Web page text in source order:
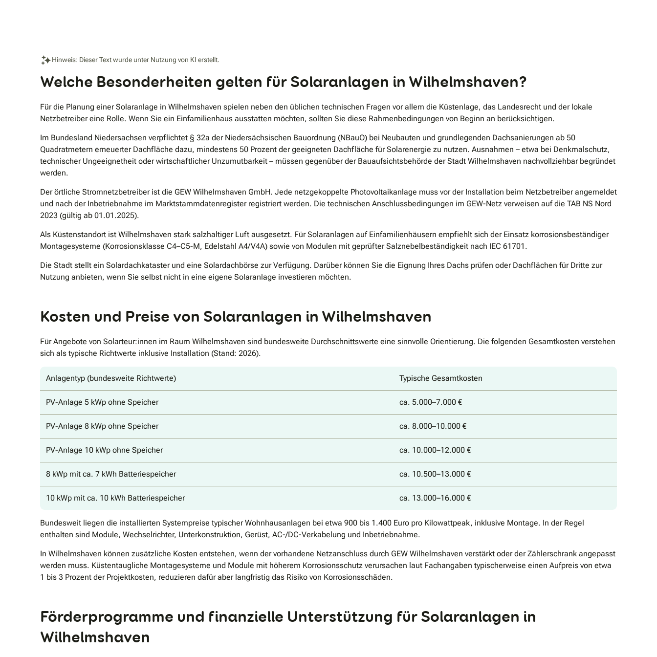
Hinweis: Dieser Text wurde unter Nutzung von KI erstellt.
Welche Besonderheiten gelten für Solaranlagen in Wilhelmshaven?
Für die Planung einer Solaranlage in Wilhelmshaven spielen neben den üblichen technischen Fragen vor allem die Küstenlage, das Landesrecht und der lokale
Netzbetreiber eine Rolle. Wenn Sie ein Einfamilienhaus ausstatten möchten, sollten Sie diese Rahmenbedingungen von Beginn an berücksichtigen.
Im Bundesland Niedersachsen verpflichtet § 32a der Niedersächsischen Bauordnung (NBauO) bei Neubauten und grundlegenden Dachsanierungen ab 50
Quadratmetern erneuerter Dachfläche dazu, mindestens 50 Prozent der geeigneten Dachfläche für Solarenergie zu nutzen. Ausnahmen – etwa bei Denkmalschutz,
technischer Ungeeignetheit oder wirtschaftlicher Unzumutbarkeit – müssen gegenüber der Bauaufsichtsbehörde der Stadt Wilhelmshaven nachvollziehbar begründet
werden.
Der örtliche Stromnetzbetreiber ist die GEW Wilhelmshaven GmbH. Jede netzgekoppelte Photovoltaikanlage muss vor der Installation beim Netzbetreiber angemeldet
und nach der Inbetriebnahme im Marktstammdatenregister registriert werden. Die technischen Anschlussbedingungen im GEW-Netz verweisen auf die TAB NS Nord
2023 (gültig ab 01.01.2025).
Als Küstenstandort ist Wilhelmshaven stark salzhaltiger Luft ausgesetzt. Für Solaranlagen auf Einfamilienhäusern empfiehlt sich der Einsatz korrosionsbeständiger
Montagesysteme (Korrosionsklasse C4–C5-M, Edelstahl A4/V4A) sowie von Modulen mit geprüfter Salznebelbeständigkeit nach IEC 61701.
Die Stadt stellt ein Solardachkataster und eine Solardachbörse zur Verfügung. Darüber können Sie die Eignung Ihres Dachs prüfen oder Dachflächen für Dritte zur
Nutzung anbieten, wenn Sie selbst nicht in eine eigene Solaranlage investieren möchten.
Kosten und Preise von Solaranlagen in Wilhelmshaven
Für Angebote von Solarteur:innen im Raum Wilhelmshaven sind bundesweite Durchschnittswerte eine sinnvolle Orientierung. Die folgenden Gesamtkosten verstehen
sich als typische Richtwerte inklusive Installation (Stand: 2026).
Anlagentyp (bundesweite Richtwerte) Typische Gesamtkosten
PV-Anlage 5 kWp ohne Speicher ca. 5.000–7.000 €
PV-Anlage 8 kWp ohne Speicher ca. 8.000–10.000 €
PV-Anlage 10 kWp ohne Speicher ca. 10.000–12.000 €
8 kWp mit ca. 7 kWh Batteriespeicher ca. 10.500–13.000 €
10 kWp mit ca. 10 kWh Batteriespeicher ca. 13.000–16.000 €
Bundesweit liegen die installierten Systempreise typischer Wohnhausanlagen bei etwa 900 bis 1.400 Euro pro Kilowattpeak, inklusive Montage. In der Regel
enthalten sind Module, Wechselrichter, Unterkonstruktion, Gerüst, AC-/DC-Verkabelung und Inbetriebnahme.
In Wilhelmshaven können zusätzliche Kosten entstehen, wenn der vorhandene Netzanschluss durch GEW Wilhelmshaven verstärkt oder der Zählerschrank angepasst
werden muss. Küstentaugliche Montagesysteme und Module mit höherem Korrosionsschutz verursachen laut Fachangaben typischerweise einen Aufpreis von etwa
1 bis 3 Prozent der Projektkosten, reduzieren dafür aber langfristig das Risiko von Korrosionsschäden.
Förderprogramme und finanzielle Unterstützung für Solaranlagen in
Wilhelmshaven